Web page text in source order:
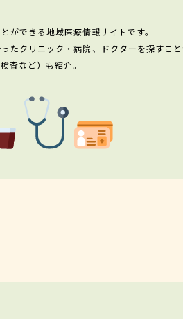
ができる地域医療情報サイトです。
クリニック・病院、ドクターを探すこと
査など）も紹介。